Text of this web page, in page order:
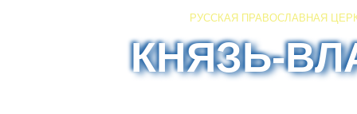
РУССКАЯ ПРАВОСЛАВНАЯ
КНЯЗЬ-